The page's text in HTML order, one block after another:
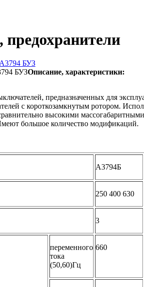
БУЗОписание, характеристики:
предназначенных для
с короткозамкнутым ротором.
высокими
большое количество модификаций.
A3794Б
250 400 630
3
переменного
тока
(50,60)Гц
660